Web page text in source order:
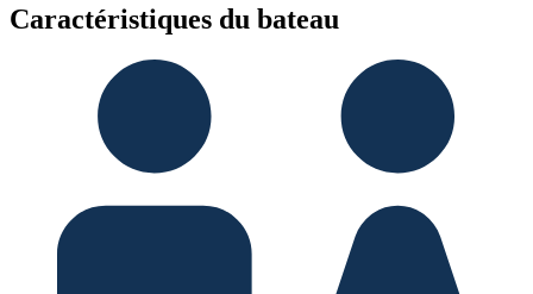
Caractéristiques du bateau